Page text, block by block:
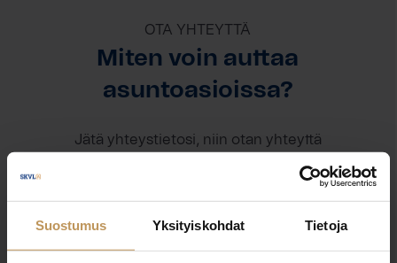
Suostumus Yksityiskohdat Tietoja
OTA YHTEYTTÄ
Miten voin auttaa
asuntoasioissa?
Jätä yhteystietosi, niin otan yhteyttä
Timo Nieminen
+358456648010